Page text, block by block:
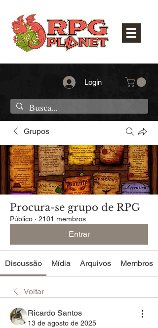
Login
Grupos
Procura-se grupo de RPG
Público · 2101 membros
Entrar
Discussão Mídia Arquivos Membros
Voltar
Ricardo Santos
13 de agosto de 2025